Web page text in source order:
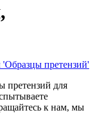
'Образцы претензий'
претензий для
к нам, мы